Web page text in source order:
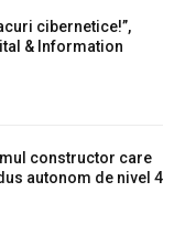
cibernetice!”,
& Information
constructor care
autonom de nivel 4